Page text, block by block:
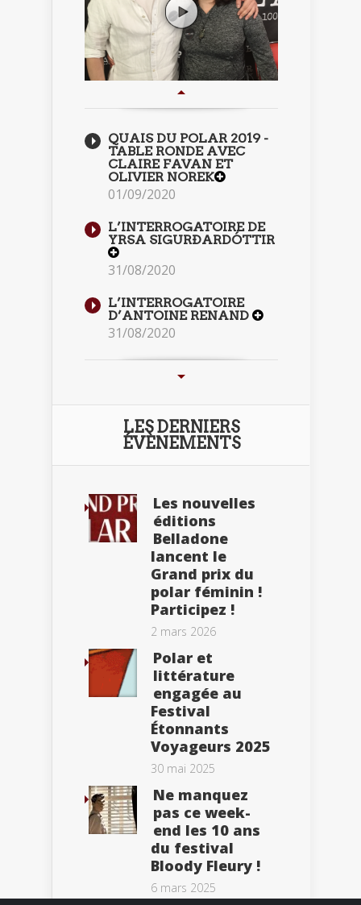
QUAIS DU POLAR 2019 -
TABLE RONDE AVEC
CLAIRE FAVAN ET
OLIVIER NOREK
01/09/2020
L’INTERROGATOIRE DE
YRSA SIGURÐARDÓTTIR
31/08/2020
L’INTERROGATOIRE
D’ANTOINE RENAND
31/08/2020
LES DERNIERS
ÉVÈNEMENTS
Les nouvelles
éditions
Belladone
lancent le
Grand prix du
polar féminin !
Participez !
2 mars 2026
Polar et
littérature
engagée au
Festival
Étonnants
Voyageurs 2025
30 mai 2025
Ne manquez
pas ce week-
end les 10 ans
du festival
Bloody Fleury !
6 mars 2025